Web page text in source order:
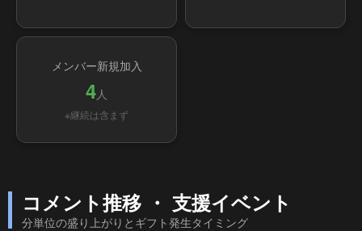
メンバー新規加入
4人
※継続は含まず
コメント推移 ・ 支援イベント
分単位の盛り上がりとギフト発生タイミング